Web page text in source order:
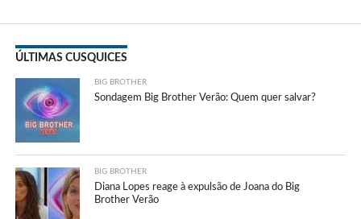
ÚLTIMAS CUSQUICES
BIG BROTHER
Sondagem Big Brother Verão: Quem quer salvar?
BIG BROTHER
Diana Lopes reage à expulsão de Joana do Big
Brother Verão